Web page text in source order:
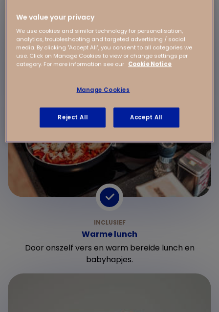
Warme lunch
Door onszelf vers en warm bereide lunch en
babyhapjes.
We value your privacy
We use cookies and similar technology for personalisation,
analytics, troubleshooting and targeted advertising / social
media. By clicking "Accept All", you consent to all categories we
use. Click on Manage Cookies to view or change settings per
category. For more information see our Cookie Notice
Manage Cookies
Reject All Accept All